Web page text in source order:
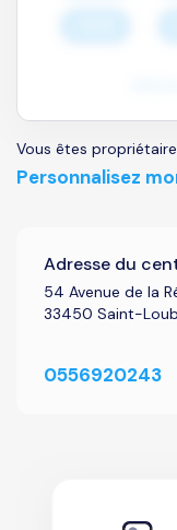
Vous êtes
Personnalisez
Adresse du
54 Avenue de la
33450 Saint-
0556920243